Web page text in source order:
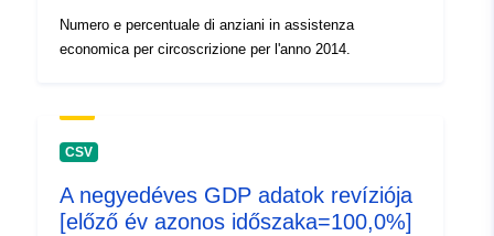
Numero e percentuale di anziani in assistenza
economica per circoscrizione per l'anno 2014.
CSV
A negyedéves GDP adatok revíziója
[előző év azonos időszaka=100,0%]